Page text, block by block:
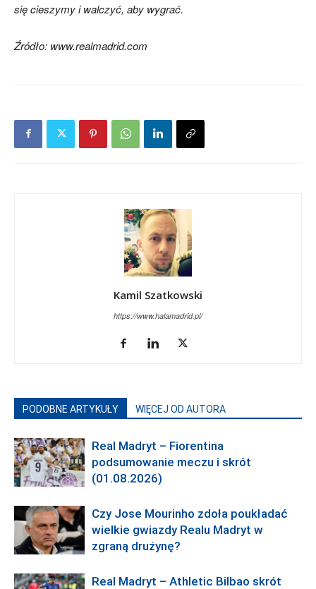
się cieszymy i walczyć, aby wygrać.
Źródło: www.realmadrid.com
Kamil Szatkowski
https://www.halamadrid.pl/
PODOBNE ARTYKUŁY WIĘCEJ OD AUTORA
Real Madryt – Fiorentina
podsumowanie meczu i skrót
(01.08.2026)
Czy Jose Mourinho zdoła poukładać
wielkie gwiazdy Realu Madryt w
zgraną drużynę?
Real Madryt – Athletic Bilbao skrót